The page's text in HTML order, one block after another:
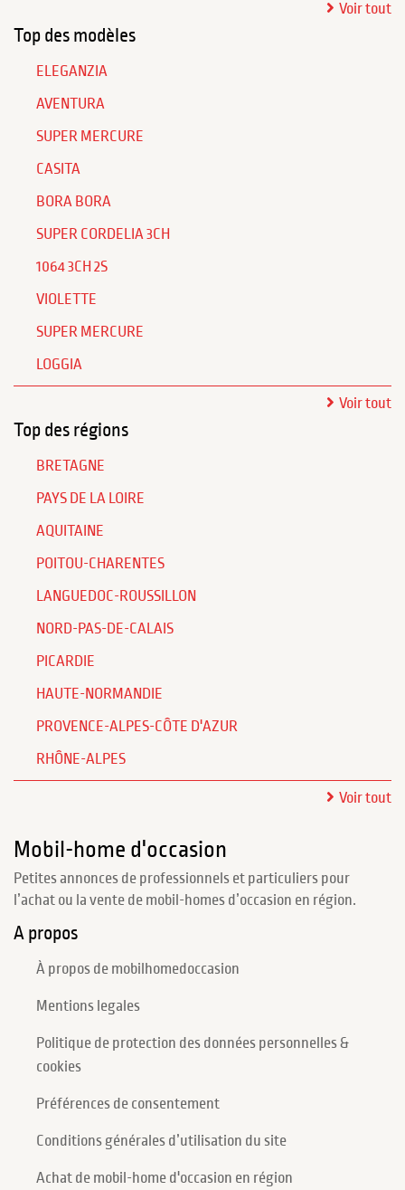
Voir tout
Top des modèles
ELEGANZIA
AVENTURA
SUPER MERCURE
CASITA
BORA BORA
SUPER CORDELIA 3CH
1064 3CH 2S
VIOLETTE
SUPER MERCURE
LOGGIA
Voir tout
Top des régions
BRETAGNE
PAYS DE LA LOIRE
AQUITAINE
POITOU-CHARENTES
LANGUEDOC-ROUSSILLON
NORD-PAS-DE-CALAIS
PICARDIE
HAUTE-NORMANDIE
PROVENCE-ALPES-CÔTE D'AZUR
RHÔNE-ALPES
Voir tout
Mobil-home d'occasion
Petites annonces de professionnels et particuliers pour
l’achat ou la vente de mobil-homes d’occasion en région.
A propos
À propos de mobilhomedoccasion
Mentions legales
Politique de protection des données personnelles &
cookies
Préférences de consentement
Conditions générales d’utilisation du site
Achat de mobil-home d'occasion en région